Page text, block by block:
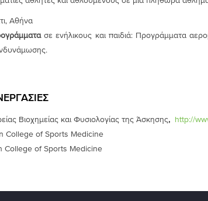
Αθήνα
σε ενήλικους και παιδιά: Προγράμματα
Βιοχημείας και Φυσιολογίας της Άσκησης, http://
College of Sports Medicine
College of Sports Medicine